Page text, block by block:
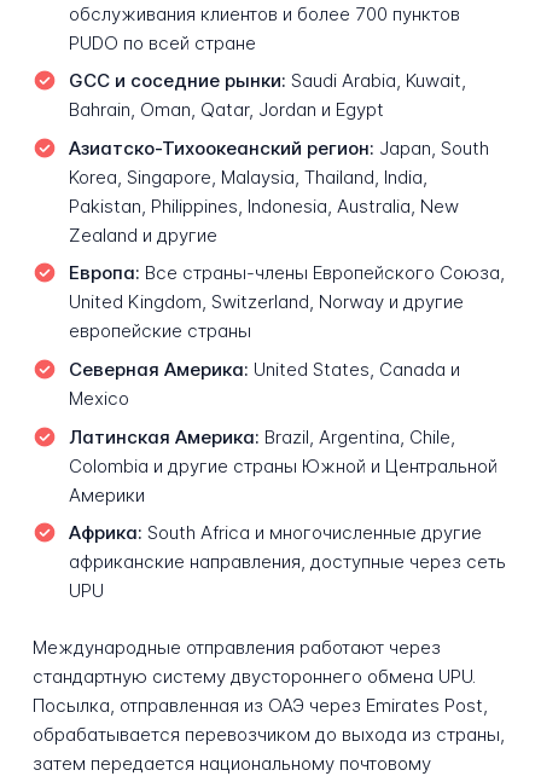
обслуживания клиентов и более 700 пунктов
PUDO по всей стране
GCC и соседние рынки: Saudi Arabia, Kuwait,
Bahrain, Oman, Qatar, Jordan и Egypt
Азиатско-Тихоокеанский регион: Japan, South
Korea, Singapore, Malaysia, Thailand, India,
Pakistan, Philippines, Indonesia, Australia, New
Zealand и другие
Европа: Все страны-члены Европейского Союза,
United Kingdom, Switzerland, Norway и другие
европейские страны
Северная Америка: United States, Canada и
Mexico
Латинская Америка: Brazil, Argentina, Chile,
Colombia и другие страны Южной и Центральной
Америки
Африка: South Africa и многочисленные другие
африканские направления, доступные через сеть
UPU
Международные отправления работают через
стандартную систему двустороннего обмена UPU.
Посылка, отправленная из ОАЭ через Emirates Post,
обрабатывается перевозчиком до выхода из страны,
затем передается национальному почтовому